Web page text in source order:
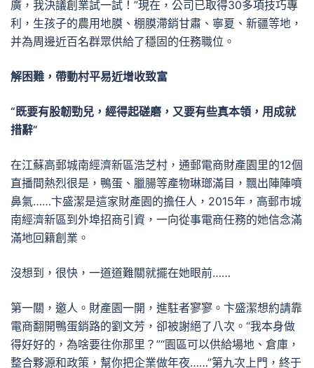
廣，我決議創業試一試！”現在，公司已取得30多項技巧專
利，生孩子的農用地膜、棚膜滯銷甘肅、寧夏、新疆等地，
并為周邊近百名群眾供給了穩固的任務職位。
解困難，帶動村平易近增收致富
“既要有股韌勁兒，經得起磋磨，又要有些真本領，用成就
措辭”
在江蘇高郵城南經濟新區浩芝村，通郵電商財產園里的12個
直播間熱烈很是，鴨蛋、臘腸等產物琳瑯滿目，飄出陣陣噴
鼻氣……卞盛潔是這家財產園的擔任人，2015年，高郵市城
南經濟新區到外埠招商引資，一向從事電商任務的她信念滿
滿地回籍創業。
沒想到，很快，一道道難關就擺在她眼前……
第一關，邀人。財產園一開，進駐者寥寥。卞盛潔想約請靠
電商翻開鴨蛋銷路的劉文芳，卻被謝絕了八次。“我本身做
得好好的，為啥要往你那里？”“園區可以供給場地、倉庫，
整合夥源和政策，幫你把企業做年夜……”第九次上門，終于